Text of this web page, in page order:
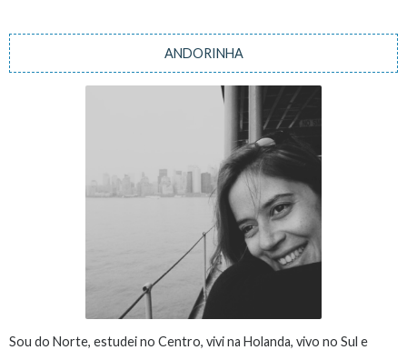
ANDORINHA
Sou do Norte, estudei no Centro, vivi na Holanda, vivo no Sul e